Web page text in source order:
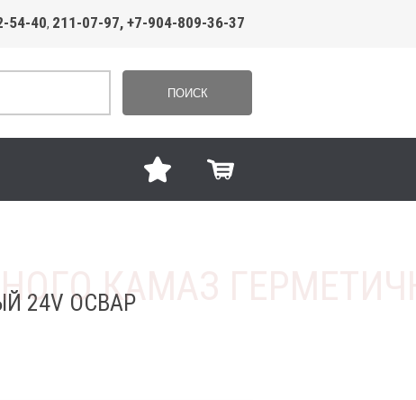
54-40, 211-07-97, +7-904-809-36-37
ПОИСК
24V ОСВАР